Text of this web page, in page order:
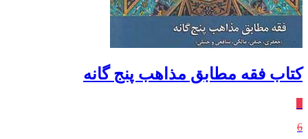
کتاب فقه مطابق مذاهب پنج گانه
6